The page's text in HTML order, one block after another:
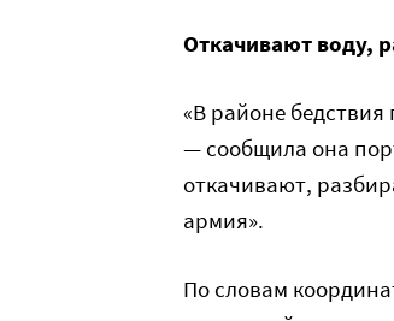
Откачивают воду,
«В районе
— сообщила она
откачивают,
армия».
По словам